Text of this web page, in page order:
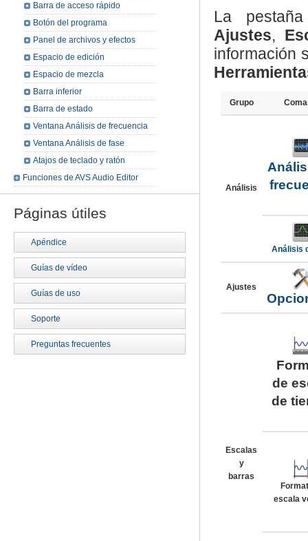
La
Ajustes,
información
Grupo
Análisis
Análisis
Ajustes
Escalas
y
barras
de
de
escala
Barra de acceso rápido
Botón del programa
Panel de archivos y efectos
Espacio de edición
Espacio de mezcla
Barra inferior
Barra de estado
Ventana Análisis de frecuencia
Ventana Análisis de fase
Atajos de teclado y ratón
Funciones de AVS Audio Editor
Páginas útiles
Apéndice
Guías de vídeo
Guías de uso
Soporte
Preguntas frecuentes